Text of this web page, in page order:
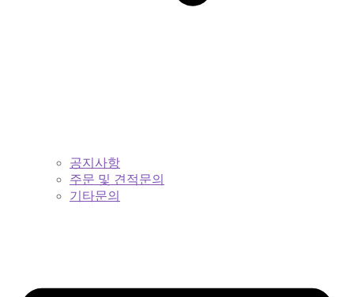
공지사항
주문 및 견적문의
기타문의